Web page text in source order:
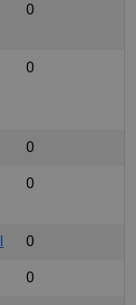
0
0
0
0
0
0